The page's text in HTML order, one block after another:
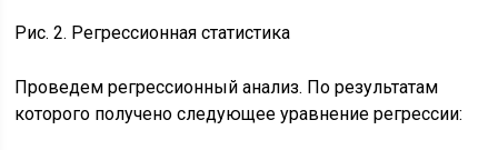
Рис. 2. Регрессионная статистика
Проведем регрессионный анализ. По результатам
которого получено следующее уравнение регрессии: